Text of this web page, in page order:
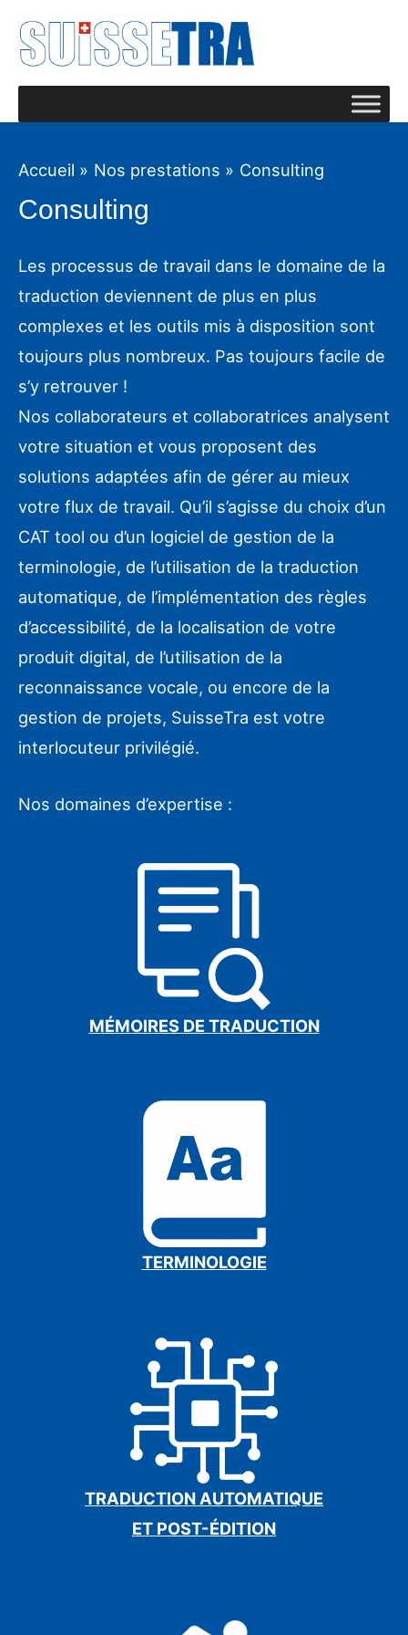
Accueil Nos prestations Consulting
Consulting
Les processus de travail dans le domaine de la
traduction deviennent de plus en plus
complexes et les outils mis à disposition sont
toujours plus nombreux. Pas toujours facile de
s’y retrouver !
Nos collaborateurs et collaboratrices analysent
votre situation et vous proposent des
solutions adaptées afin de gérer au mieux
votre flux de travail. Qu’il s’agisse du choix d’un
CAT tool ou d’un logiciel de gestion de la
terminologie, de l’utilisation de la traduction
automatique, de l’implémentation des règles
d’accessibilité, de la localisation de votre
produit digital, de l’utilisation de la
reconnaissance vocale, ou encore de la
gestion de projets, SuisseTra est votre
interlocuteur privilégié.
Nos domaines d’expertise :
MÉMOIRES DE TRADUCTION
TERMINOLOGIE
TRADUCTION AUTOMATIQUE
ET POST-ÉDITION